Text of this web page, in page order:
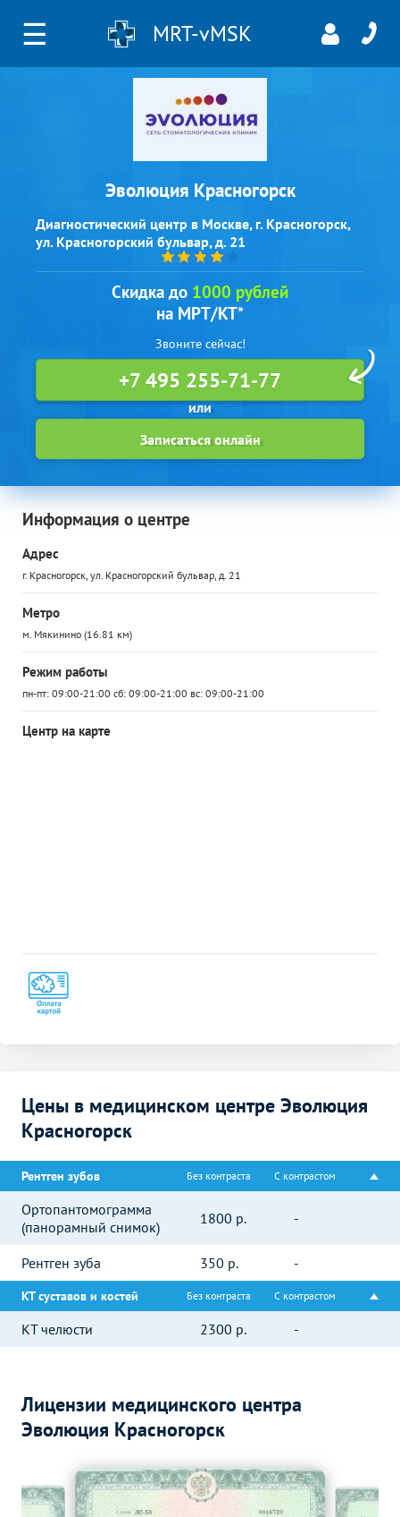
☰ MRT-vMSK
Эволюция Красногорск
Диагностический центр в Москве, г. Красногорск,
ул. Красногорский бульвар, д. 21
Скидка до 1000 рублей
на МРТ/КТ*
Звоните сейчас!
+7 495 255-71-77
Записаться онлайн
Информация о центре
Адрес
г. Красногорск, ул. Красногорский бульвар, д. 21
Метро
м. Мякинино (16.81 км)
Режим работы
пн-пт: 09:00-21:00 сб: 09:00-21:00 вс: 09:00-21:00
Центр на карте
Цены в медицинском центре Эволюция
Красногорск
Рентген зубов Без контраста С контрастом
Ортопантомограмма
(панорамный снимок)
1800 р. -
Рентген зуба 350 р. -
КТ суставов и костей Без контраста С контрастом
КТ челюсти 2300 р. -
Лицензии медицинского центра
Эволюция Красногорск